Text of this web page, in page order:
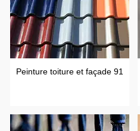
Peinture toiture et façade 91